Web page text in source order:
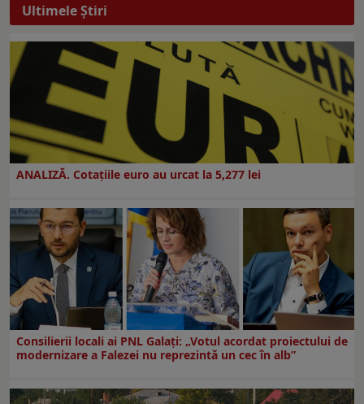
Ultimele Ştiri
ANALIZĂ. Cotațiile euro au urcat la 5,277 lei
Consilierii locali ai PNL Galaţi: „Votul acordat proiectului de
modernizare a Falezei nu reprezintă un cec în alb”